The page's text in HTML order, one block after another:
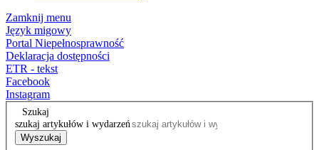
Zamknij menu
Język migowy
Portal Niepełnosprawność
Deklaracja dostępności
ETR - tekst
Facebook
Instagram
Szukaj
szukaj artykułów i wydarzeń
Wyszukaj